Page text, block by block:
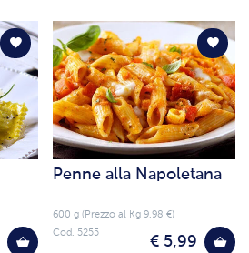
Penne alla Napoletana
600 g (Prezzo al Kg 9.98 €)
€ 5,99
Cod. 5255